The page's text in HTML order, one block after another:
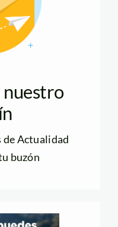
nuestro
de Actualidad
buzón